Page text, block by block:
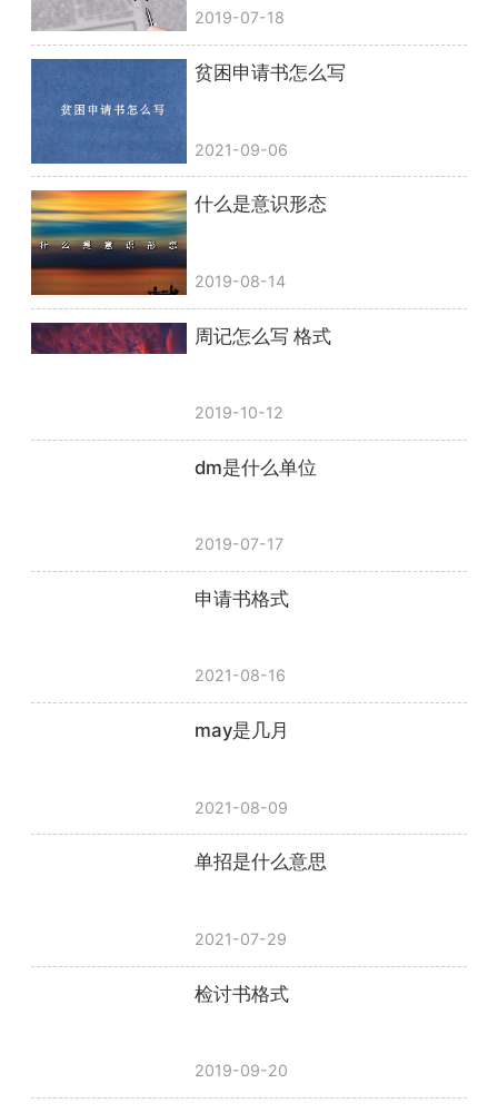
2019-07-18
贫困申请书怎么写
2021-09-06
什么是意识形态
2019-08-14
周记怎么写 格式
2019-10-12
dm是什么单位
2019-07-17
申请书格式
2021-08-16
may是几月
2021-08-09
单招是什么意思
2021-07-29
检讨书格式
2019-09-20